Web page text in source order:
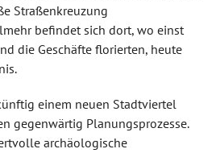
Straßenkreuzung
befindet sich dort, wo einst
die Geschäfte florierten, heute
einem neuen Stadtviertel
gegenwärtig Planungsprozesse.
archäologische